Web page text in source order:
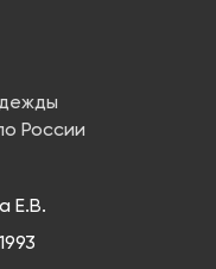
России
Е.В.